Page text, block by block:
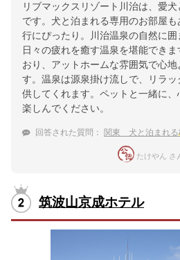
リブマックスリゾート川治は、愛
です。犬と泊まれる専用のお部屋
行にぴったり。川治温泉の自然に囲
日々の疲れを癒す温泉を堪能でき
おり、アットホームな雰囲気で心
す。温泉は源泉掛け流しで、リラ
供してくれます。ペットと一緒に
楽しんでください。
回答された質問： 関東 犬と泊まれる
たけやん さ
筑波山京成ホテル